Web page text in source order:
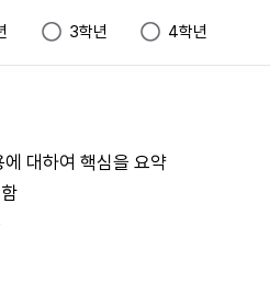
3학년 4학년
대하여 핵심을 요약